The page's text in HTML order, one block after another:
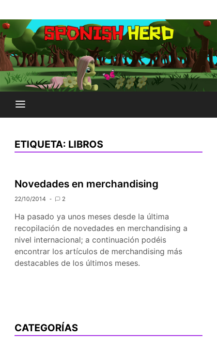
al
contenido
SPONISH HERD
ETIQUETA: LIBROS
Novedades en merchandising
22/10/2014 2
Ha pasado ya unos meses desde la última
recopilación de novedades en merchandising a
nivel internacional; a continuación podéis
encontrar los artículos de merchandising más
destacables de los últimos meses.
CATEGORÍAS